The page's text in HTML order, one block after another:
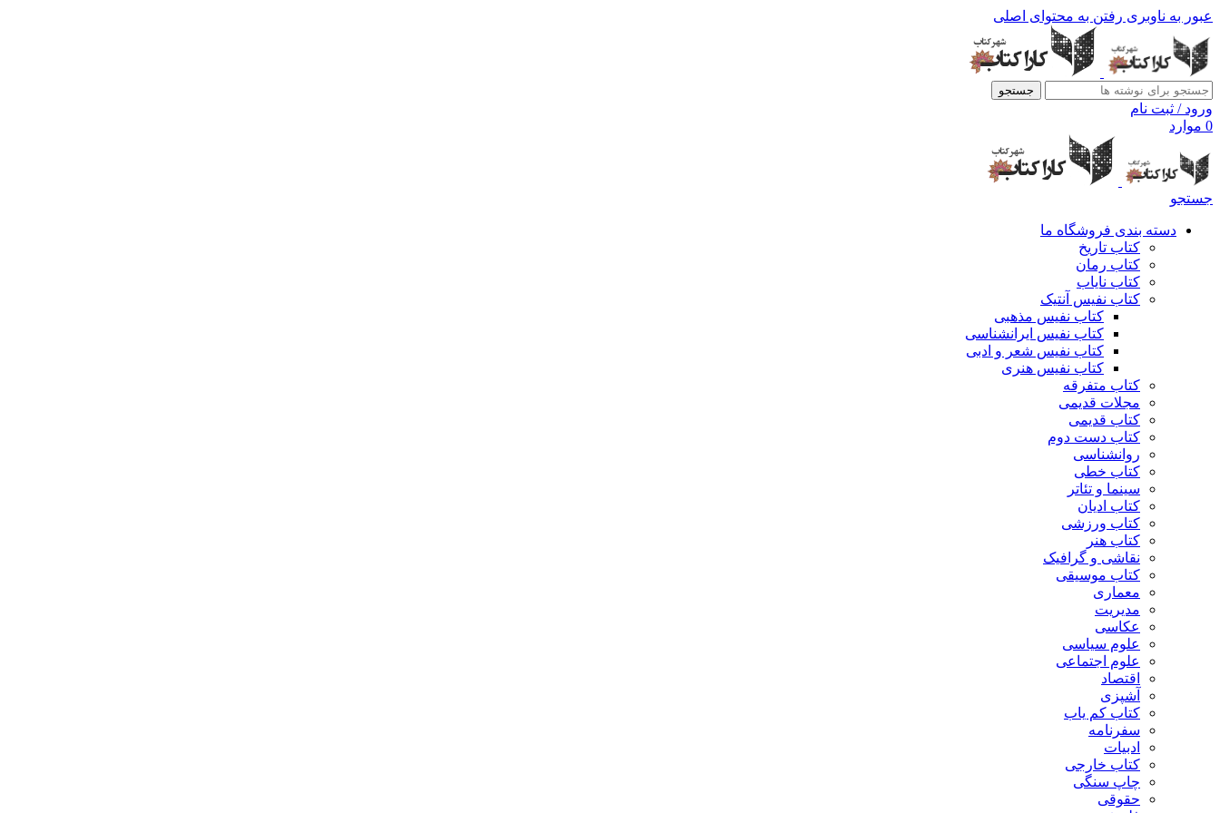
عبور به ناوبری رفتن به محتوای اصلی
جستجو
ورود / ثبت نام
0 موارد
جستجو
دسته بندی فروشگاه ما
کتاب تاریخ
کتاب رمان
کتاب نایاب
کتاب نفیس آنتیک
کتاب نفیس مذهبی
کتاب نفیس ایرانشناسی
کتاب نفیس شعر و ادبی
کتاب نفیس هنری
کتاب متفرقه
مجلات قدیمی
کتاب قدیمی
کتاب دست دوم
روانشناسی
کتاب خطی
سینما و تئاتر
کتاب ادیان
کتاب ورزشی
کتاب هنر
نقاشی و گرافیک
کتاب موسیقی
معماری
مدیریت
عکاسی
علوم سیاسی
علوم اجتماعی
اقتصاد
آشپزی
کتاب کم یاب
سفرنامه
ادبیات
کتاب خارجی
چاپ سنگی
حقوقی